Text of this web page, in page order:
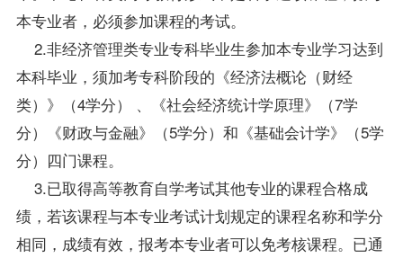
本专业者，必须参加课程的考试。
2.非经济管理类专业专科毕业生参加本专业学习达到
本科毕业，须加考专科阶段的《经济法概论（财经
类） 》（4学分） 、《社会经济统计学原理》（7学
分）《财政与金融》（5学分）和《基础会计学》（5学
分）四门课程。
3.已取得高等教育自学考试其他专业的课程合格成
绩，若该课程与本专业考试计划规定的课程名称和学分
相同，成绩有效，报考本专业者可以免考核课程。已通